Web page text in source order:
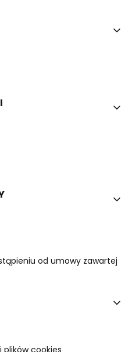
od umowy zawartej